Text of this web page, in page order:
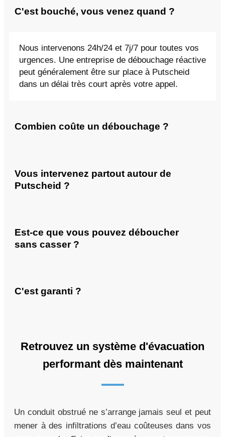
C'est bouché, vous venez quand ?
Nous intervenons 24h/24 et 7j/7 pour toutes vos
urgences. Une entreprise de débouchage réactive
peut généralement être sur place à Putscheid
dans un délai très court après votre appel.
Combien coûte un débouchage ?
Vous intervenez partout autour de
Putscheid ?
Est-ce que vous pouvez déboucher
sans casser ?
C'est garanti ?
Retrouvez un système d'évacuation
performant dès maintenant
Un conduit obstrué ne s’arrange jamais seul et peut
mener à des infiltrations d’eau coûteuses dans vos